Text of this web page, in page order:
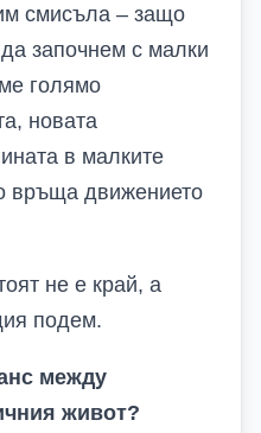
смисъла – защо
започнем с малки
голямо
новата
в малките
връща движението
не е край, а
подем.
между
живот?